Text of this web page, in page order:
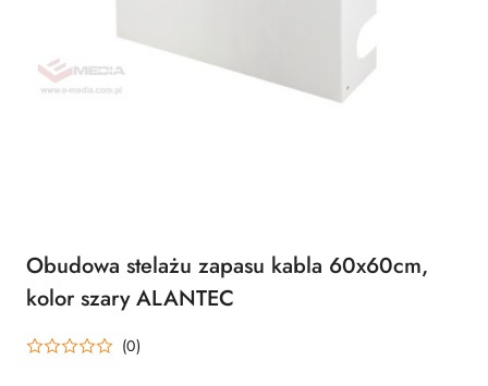
Obudowa stelażu zapasu kabla 60x60cm,
kolor szary ALANTEC
(0)